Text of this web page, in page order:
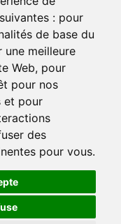
: pour
de base du
meilleure
Web, pour
pour nos
et pour
des
pour vous.